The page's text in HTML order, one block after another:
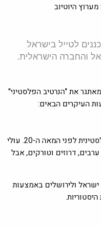
היוטיוב
לטייל בישראל
והחברה הישראלית.
את "הנרטיב הפלסטיני"
העיקרים הבאים:
מעולם לא התקיימה ישות לאומית פלסטינית לפני המאה ה-20. עולי
ערבים, דרוזים וטורקים, אבל
ולירושלים באמצעות